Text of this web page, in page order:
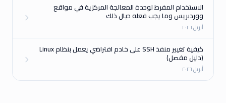
الاستخدام المفرط لوحدة المعالجة المركزية في مواقع
ووردبريس وما يجب فعله حيال ذلك
أبريل ٢٠٢٦
كيفية تغيير منفذ SSH على خادم افتراضي يعمل بنظام Linux
(دليل مفصل)
أبريل ٢٠٢٦